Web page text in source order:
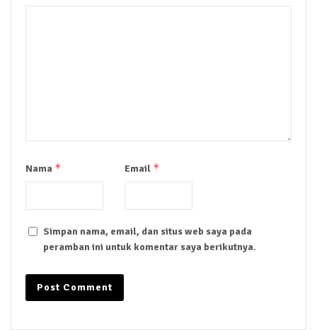
Nama * Email *
Simpan nama, email, dan situs web saya pada
peramban ini untuk komentar saya berikutnya.